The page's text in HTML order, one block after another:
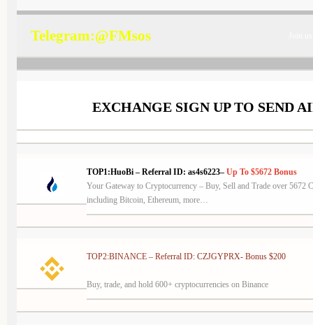
Telegram:@FMsos
EXCHANGE SIGN UP TO SEND
TOP1:HuoBi – Referral ID: as4s6223– Up To $5672 Bonus
Your Gateway to Cryptocurrency – Buy, Sell and Trade over 5672
including Bitcoin, Ethereum, more…
TOP2:BINANCE – Referral ID: CZJGYPRX- Bonus $200
Buy, trade, and hold 600+ cryptocurrencies on Binance